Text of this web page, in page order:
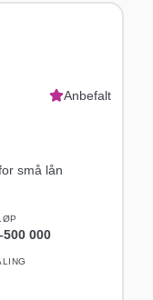
Anbefalt
små lån
500 000